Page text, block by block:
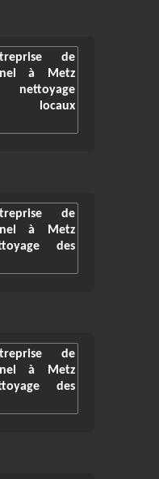
de
à Metz
locaux
de
à Metz
des
de
à Metz
des